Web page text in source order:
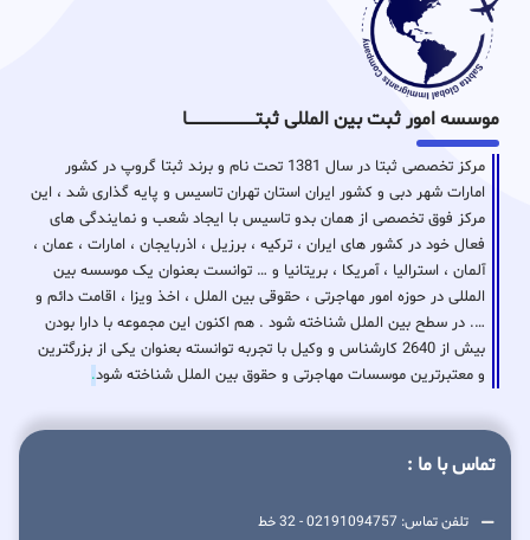
موسسه امور ثبت بین المللی ثبتـــــــــــــــــــــــــــــا
مرکز تخصصی ثبتا در سال 1381 تحت نام و برند ثبتا گروپ در کشور
امارات شهر دبی و کشور ایران استان تهران تاسیس و پایه گذاری شد ، این
مرکز فوق تخصصی از همان بدو تاسیس با ایجاد شعب و نمایندگی های
فعال خود در کشور های ایران ، ترکیه ، برزیل ، اذربایجان ، امارات ، عمان ،
آلمان ، استرالیا ، آمریکا ، بریتانیا و … توانست بعنوان یک موسسه بین
المللی در حوزه امور مهاجرتی ، حقوقی بین الملل ، اخذ ویزا ، اقامت دائم و
…. در سطح بین الملل شناخته شود . هم اکنون این مجموعه با دارا بودن
بیش از 2640 کارشناس و وکیل با تجربه توانسته بعنوان یکی از بزرگترین
و معتبرترین موسسات مهاجرتی و حقوق بین الملل شناخته شود.
تماس با ما :
تلفن تماس: 02191094757 - 32 خط